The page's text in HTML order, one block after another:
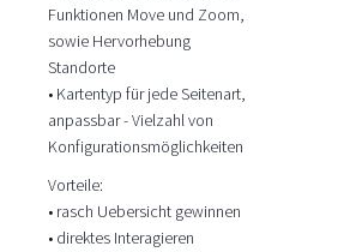
Funktionen Move und Zoom,
sowie Hervorhebung
Standorte
• Kartentyp für jede Seitenart,
anpassbar - Vielzahl von
Konfigurationsmöglichkeiten
Vorteile:
• rasch Uebersicht gewinnen
• direktes Interagieren